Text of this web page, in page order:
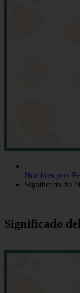
Nombres para
Significado del
Significado